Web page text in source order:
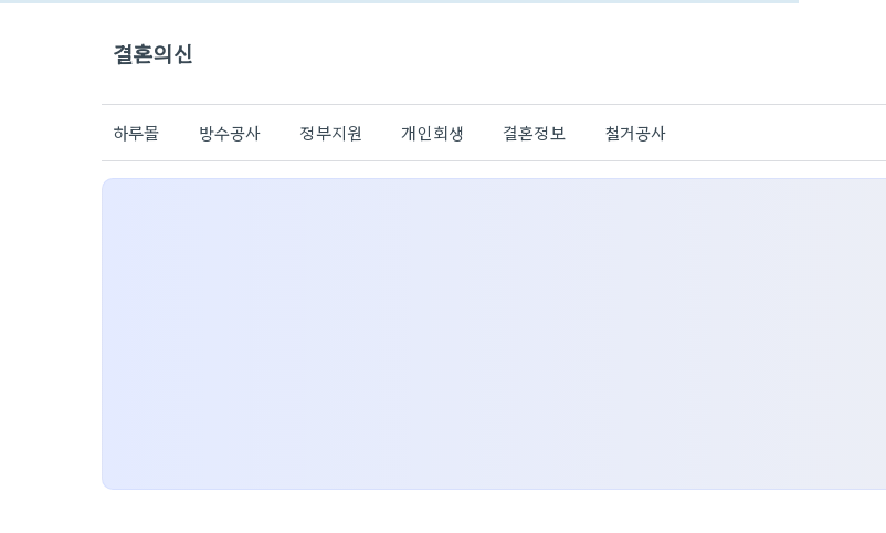
결혼의신
하루몰 방수공사 정부지원 개인회생 결혼정보 철거공사